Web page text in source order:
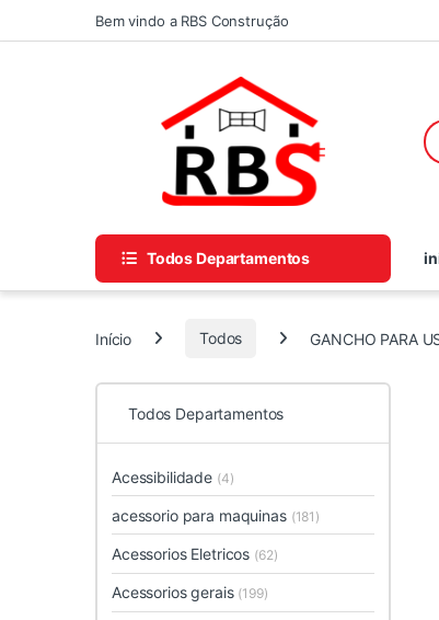
Skip to navigation
Skip to contentBem vindo a RBS Construção
Todos Departamentos
Início Todos GANCHO PARA
Todos Departamentos
Acessibilidade (4)
acessorio para maquinas (181)
Acessorios Eletricos (62)
Acessorios gerais (199)